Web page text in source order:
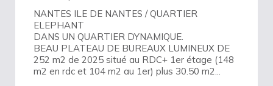
NANTES ILE DE NANTES / QUARTIER
ELEPHANT
DANS UN QUARTIER DYNAMIQUE.
BEAU PLATEAU DE BUREAUX LUMINEUX DE
252 m2 de 2025 situé au RDC+ 1er étage (148
m2 en rdc et 104 m2 au 1er) plus 30.50 m2...